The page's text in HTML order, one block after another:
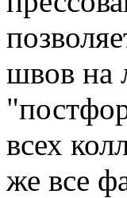
швов на
всех
же все